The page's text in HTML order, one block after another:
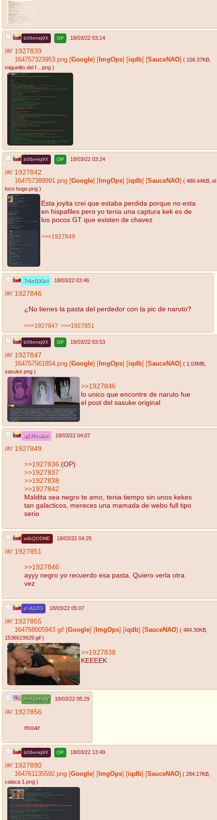
b06emq9X OP 18/03/22 03:14
/#/ 1927839
164757323953.png Google ImgOps iqdb SauceNAO ( 156.37KB
miguelito del f....png )
b06emq9X OP 18/03/22 03:24
/#/ 1927842
164757389991.png Google ImgOps iqdb SauceNAO ( 488.44KB , el
loco hugo.png )
Esta joyita crei que estaba perdida porque no esta
en hispafiles pero yo tenia una captura kek es de
los pocos GT que existen de chavez
>>>1927849
7r6nO3GN 18/03/22 03:46
/#/ 1927846
¿No tienes la pasta del perdedor con la pic de naruto?
>>>1927847 >>>1927851
b06emq9X OP 18/03/22 03:53
/#/ 1927847
164757561854.png Google ImgOps iqdb SauceNAO ( 1.03MB
sasuke.png )
>>1927846
lo unico que encontre de naruto fue
el post del sasuke original
qZVPmdkA 18/03/22 04:07
/#/ 1927849
>>1927836 (OP)
>>1927837
>>1927838
>>1927842
Maldita sea negro te amo, tenia tiempo sin unos kekes
tan galacticos, mereces una mamada de webo full tipo
serio
xdbQODME 18/03/22 04:25
/#/ 1927851
>>1927846
ayyy negro yo recuerdo esa pasta. Quiero verla otra
vez
p/-4j3ZG 18/03/22 05:07
/#/ 1927855
164758005943.gif Google ImgOps iqdb SauceNAO ( 484.30KB
1536619929.gif )
>>1927838
KEEEEK
n+A1p6xW 18/03/22 05:29
/#/ 1927856
moar
b06emq9X OP 18/03/22 13:49
/#/ 1927890
164761135592.png Google ImgOps iqdb SauceNAO ( 284.17KB
calaca 1.png )